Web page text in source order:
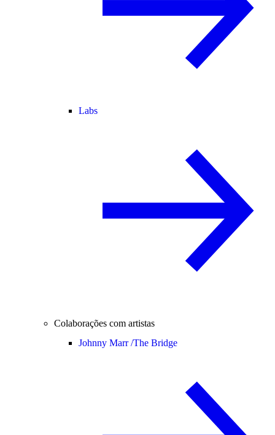
Labs
Colaborações com artistas
Johnny Marr /The Bridge